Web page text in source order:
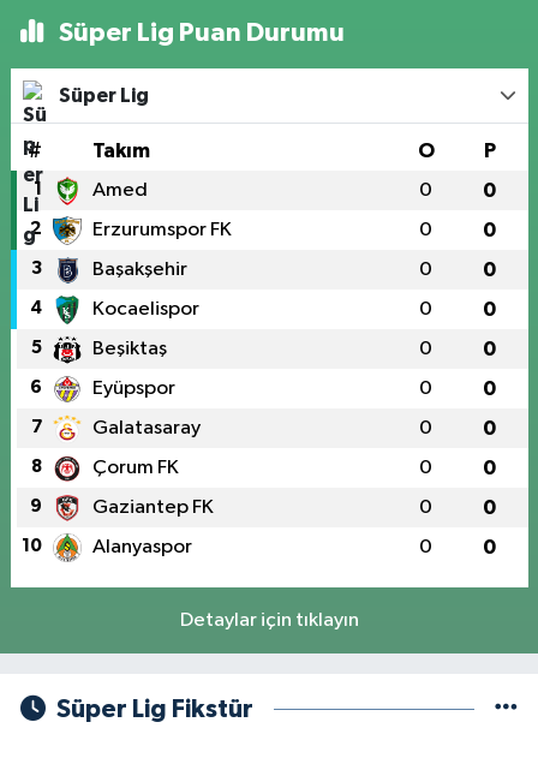
Süper Lig Puan Durumu
Süper Lig
# Takım O P
1 Amed 0 0
2 Erzurumspor FK 0 0
3 Başakşehir 0 0
4 Kocaelispor 0 0
5 Beşiktaş 0 0
6 Eyüpspor 0 0
7 Galatasaray 0 0
8 Çorum FK 0 0
9 Gaziantep FK 0 0
10 Alanyaspor 0 0
Detaylar için tıklayın
Süper Lig Fikstür